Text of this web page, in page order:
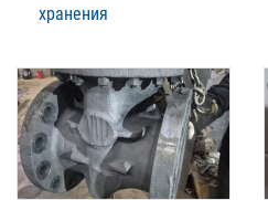
хранения